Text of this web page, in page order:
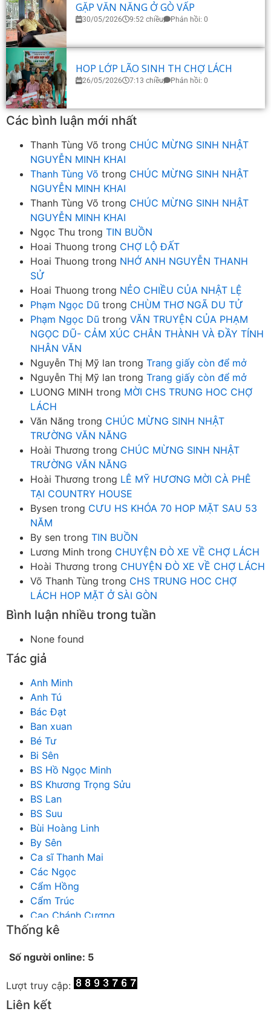
GẶP VĂN NĂNG Ở GÒ VẤP
30/05/2026 9:52 chiều Phản hồi: 0
HOP LỚP LÃO SINH TH CHỢ LÁCH
26/05/2026 7:13 chiều Phản hồi: 0
Các bình luận mới nhất
Thanh Tùng Võ trong CHÚC MỪNG SINH NHẬT
NGUYỄN MINH KHAI
Thanh Tùng Võ trong CHÚC MỪNG SINH NHẬT
NGUYỄN MINH KHAI
Thanh Tùng Võ trong CHÚC MỪNG SINH NHẬT
NGUYỄN MINH KHAI
Ngọc Thu trong TIN BUỒN
Hoai Thuong trong CHỢ LỘ ĐẤT
Hoai Thuong trong NHỚ ANH NGUYỄN THANH
SỬ
Hoai Thuong trong NẺO CHIỀU CỦA NHẬT LỆ
Phạm Ngọc Dũ trong CHÙM THƠ NGÃ DU TỬ
Phạm Ngọc Dũ trong VĂN TRUYỆN CỦA PHẠM
NGỌC DŨ- CẢM XÚC CHÂN THÀNH VÀ ĐẦY TÍNH
NHÂN VĂN
Nguyễn Thị Mỹ lan trong Trang giấy còn để mở
Nguyễn Thị Mỹ lan trong Trang giấy còn để mở
LUONG MINH trong MỜI CHS TRUNG HOC CHỢ
LÁCH
Văn Năng trong CHÚC MỪNG SINH NHẬT
TRƯỜNG VĂN NĂNG
Hoài Thương trong CHÚC MỪNG SINH NHẬT
TRƯỜNG VĂN NĂNG
Hoài Thương trong LÊ MỸ HƯƠNG MỜI CÀ PHÊ
TẠI COUNTRY HOUSE
Bysen trong CƯU HS KHÓA 70 HOP MẶT SAU 53
NĂM
By sen trong TIN BUỒN
Lương Minh trong CHUYỆN ĐÒ XE VỀ CHỢ LÁCH
Hoài Thương trong CHUYỆN ĐÒ XE VỀ CHỢ LÁCH
Võ Thanh Tùng trong CHS TRUNG HOC CHỢ
LÁCH HOP MẶT Ở SÀI GÒN
Bình luận nhiều trong tuần
None found
Tác giả
Anh Minh
Anh Tú
Bác Đạt
Ban xuan
Bé Tư
Bi Sên
BS Hồ Ngọc Minh
BS Khương Trọng Sửu
BS Lan
BS Suu
Bùi Hoàng Linh
By Sên
Ca sĩ Thanh Mai
Các Ngọc
Cẩm Hồng
Cẩm Trúc
Cao Chánh Cương
Cao Nhật Quyên
Chích Chị
Chu Trầm Nguyên Minh
Cò Bằng
Thống kê
Số người online: 5
Lượt truy cập:
Liên kết